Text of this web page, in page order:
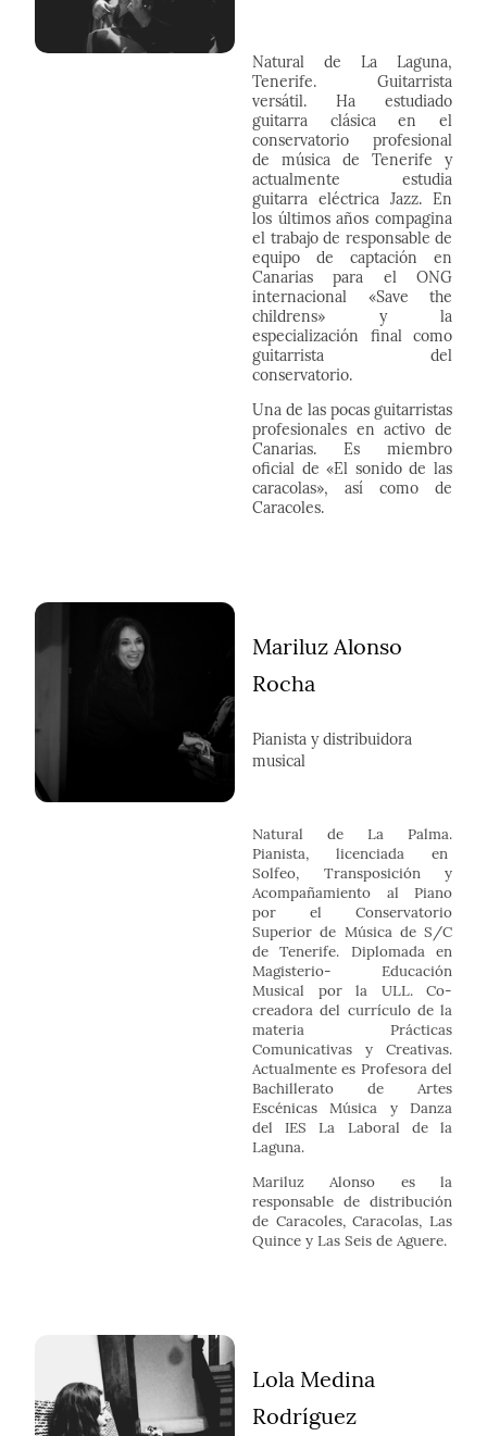
Natural de La Laguna,
Tenerife. Guitarrista
versátil. Ha estudiado
guitarra clásica en el
conservatorio profesional
de música de Tenerife y
actualmente estudia
guitarra eléctrica Jazz. En
los últimos años compagina
el trabajo de responsable de
equipo de captación en
Canarias para el ONG
internacional «Save the
childrens» y la
especialización final como
guitarrista del
conservatorio.
Una de las pocas guitarristas
profesionales en activo de
Canarias. Es miembro
oficial de «El sonido de las
caracolas», así como de
Caracoles.
Mariluz Alonso
Rocha
Pianista y distribuidora
musical
Natural de La Palma.
Pianista, licenciada en
Solfeo, Transposición y
Acompañamiento al Piano
por el Conservatorio
Superior de Música de S/C
de Tenerife. Diplomada en
Magisterio- Educación
Musical por la ULL. Co-
creadora del currículo de la
materia Prácticas
Comunicativas y Creativas.
Actualmente es Profesora del
Bachillerato de Artes
Escénicas Música y Danza
del IES La Laboral de la
Laguna.
Mariluz Alonso es la
responsable de distribución
de Caracoles, Caracolas, Las
Quince y Las Seis de Aguere.
Lola Medina
Rodríguez